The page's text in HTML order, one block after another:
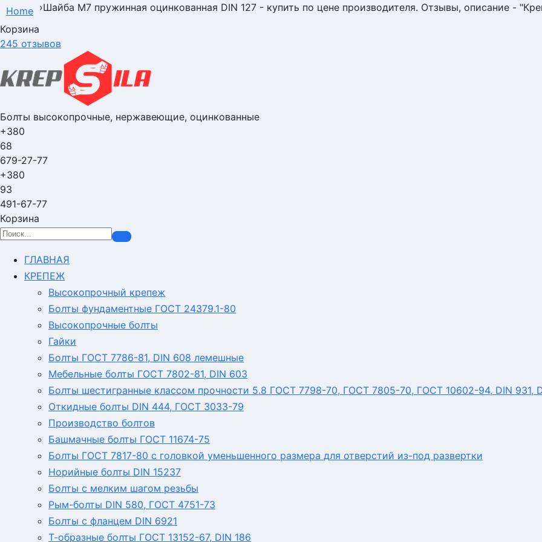
Home ›Шайба М7 пружинная оцинкованная DIN 127 - купить по цене производителя. Отзывы, описание -
Корзина
245 отзывов
Болты высокопрочные, нержавеющие, оцинкованные
+380
68
679-27-77
+380
93
491-67-77
Корзина
ГЛАВНАЯ
КРЕПЕЖ
Высокопрочный крепеж
Болты фундаментные ГОСТ 24379.1-80
Высокопрочные болты
Гайки
Болты ГОСТ 7786-81, DIN 608 лемешные
Мебельные болты ГОСТ 7802-81, DIN 603
Болты шестигранные классом прочности 5.8 ГОСТ 7798-70, ГОСТ 7805-70, ГОСТ 10602-94, DIN 931,
Откидные болты DIN 444, ГОСТ 3033-79
Производство болтов
Башмачные болты ГОСТ 11674-75
Болты ГОСТ 7817-80 с головкой уменьшенного размера для отверстий из-под развертки
Норийные болты DIN 15237
Болты с мелким шагом резьбы
Рым-болты DIN 580, ГОСТ 4751-73
Болты с фланцем DIN 6921
Т-образные болты ГОСТ 13152-67, DIN 186